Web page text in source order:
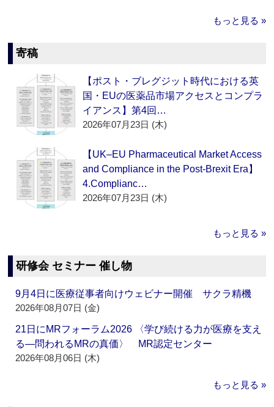
もっと見る »
寄稿
【ポスト・ブレグジット時代における英
国・EUの医薬品市場アクセスとコンプラ
イアンス】第4回…
2026年07月23日 (木)
【UK–EU Pharmaceutical Market Access
and Compliance in the Post-Brexit Era】
4.Complianc…
2026年07月23日 (木)
もっと見る »
研修会 セミナー 催し物
9月4日に医療従事者向けウェビナー開催 サクラ精機
2026年08月07日 (金)
21日にMRフォーラム2026 〈学び続ける力が医療を支え
る―問われるMRの真価〉 MR認定センター
2026年08月06日 (木)
もっと見る »